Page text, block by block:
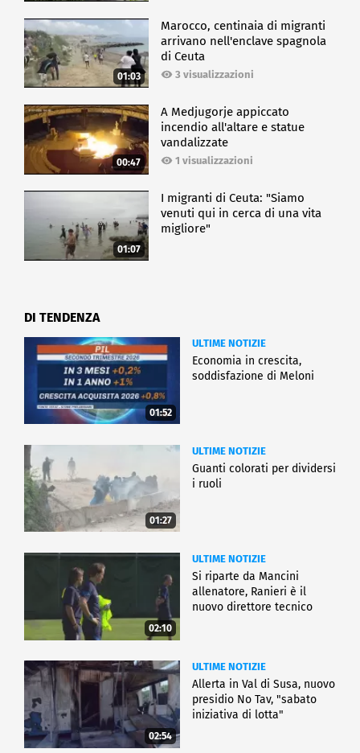
01:03
Marocco, centinaia di migranti
arrivano nell'enclave spagnola
di Ceuta
3 visualizzazioni
00:47
A Medjugorje appiccato
incendio all'altare e statue
vandalizzate
1 visualizzazioni
01:07
I migranti di Ceuta: "Siamo
venuti qui in cerca di una vita
migliore"
DI TENDENZA
01:52
ULTIME NOTIZIE
Economia in crescita,
soddisfazione di Meloni
01:27
ULTIME NOTIZIE
Guanti colorati per dividersi
i ruoli
02:10
ULTIME NOTIZIE
Si riparte da Mancini
allenatore, Ranieri è il
nuovo direttore tecnico
02:54
ULTIME NOTIZIE
Allerta in Val di Susa, nuovo
presidio No Tav, "sabato
iniziativa di lotta"